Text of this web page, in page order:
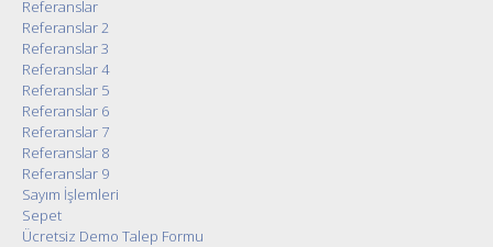
Referanslar
Referanslar 2
Referanslar 3
Referanslar 4
Referanslar 5
Referanslar 6
Referanslar 7
Referanslar 8
Referanslar 9
Sayım İşlemleri
Sepet
Ücretsiz Demo Talep Formu